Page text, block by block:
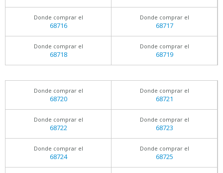
Donde comprar el
68716
Donde comprar el
68717
Donde comprar el
68718
Donde comprar el
68719
Donde comprar el
68720
Donde comprar el
68721
Donde comprar el
68722
Donde comprar el
68723
Donde comprar el
68724
Donde comprar el
68725